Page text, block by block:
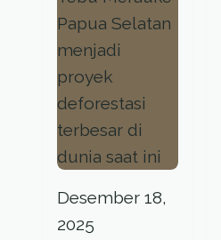
Desember 18,
2025